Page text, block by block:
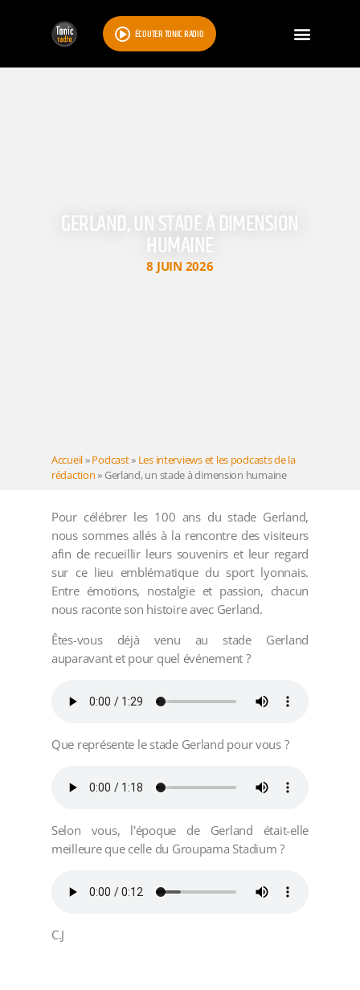
ÉCOUTER TONIC RADIO
GERLAND, UN STADE À DIMENSION
HUMAINE
8 JUIN 2026
Accueil»Podcast» Les interviews et les podcasts de la
rédaction» Gerland, un stade à dimension humaine
Pour célébrer les 100 ans du stade Gerland,
nous sommes allés à la rencontre des visiteurs
afin de recueillir leurs souvenirs et leur regard
sur ce lieu emblématique du sport lyonnais.
Entre émotions, nostalgie et passion, chacun
nous raconte son histoire avec Gerland.
Êtes-vous déjà venu au stade Gerland
auparavant et pour quel événement ?
Que représente le stade Gerland pour vous ?
Selon vous, l'époque de Gerland était-elle
meilleure que celle du Groupama Stadium ?
C.J